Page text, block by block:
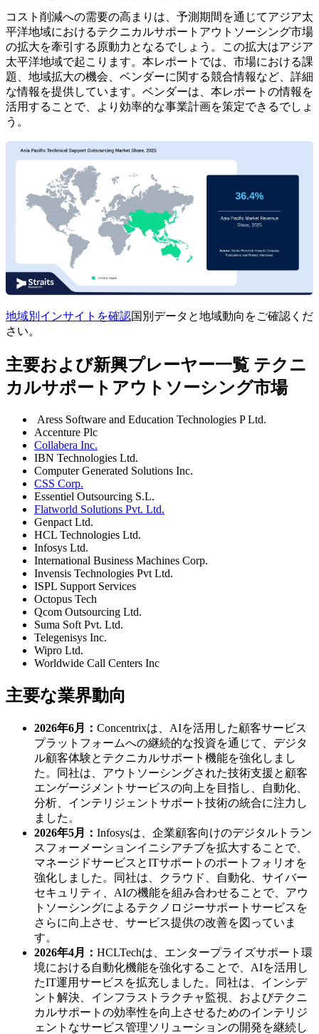
コスト削減への需要の高まりは、予測期間を通じてアジア太
平洋地域におけるテクニカルサポートアウトソーシング市場
の拡大を牽引する原動力となるでしょう。この拡大はアジア
太平洋地域で起こります。本レポートでは、市場における課
題、地域拡大の機会、ベンダーに関する競合情報など、詳細
な情報を提供しています。ベンダーは、本レポートの情報を
活用することで、より効率的な事業計画を策定できるでしょ
う。
地域別インサイトを確認国別データと地域動向をご確認くだ
さい。
主要および新興プレーヤー一覧 テクニ
カルサポートアウトソーシング市場
Aress Software and Education Technologies P Ltd.
Accenture Plc
Collabera Inc.
IBN Technologies Ltd.
Computer Generated Solutions Inc.
CSS Corp.
Essentiel Outsourcing S.L.
Flatworld Solutions Pvt. Ltd.
Genpact Ltd.
HCL Technologies Ltd.
Infosys Ltd.
International Business Machines Corp.
Invensis Technologies Pvt Ltd.
ISPL Support Services
Octopus Tech
Qcom Outsourcing Ltd.
Suma Soft Pvt. Ltd.
Telegenisys Inc.
Wipro Ltd.
Worldwide Call Centers Inc
主要な業界動向
2026年6月： Concentrixは、AIを活用した顧客サービス
プラットフォームへの継続的な投資を通じて、デジタ
ル顧客体験とテクニカルサポート機能を強化しまし
た。同社は、アウトソーシングされた技術支援と顧客
エンゲージメントサービスの向上を目指し、自動化、
分析、インテリジェントサポート技術の統合に注力し
ました。
2026年5月： Infosysは、企業顧客向けのデジタルトラン
スフォーメーションイニシアチブを拡大することで、
マネージドサービスとITサポートのポートフォリオを
強化しました。同社は、クラウド、自動化、サイバー
セキュリティ、AIの機能を組み合わせることで、アウ
トソーシングによるテクノロジーサポートサービスを
さらに向上させ、サービス提供の改善を図っていま
す。
2026年4月： HCLTechは、エンタープライズサポート環
境における自動化機能を強化することで、AIを活用し
たIT運用サービスを拡充しました。同社は、インシデ
ント解決、インフラストラクチャ監視、およびテクニ
カルサポートの効率性を向上させるためのインテリジ
ェントなサービス管理ソリューションの開発を継続し